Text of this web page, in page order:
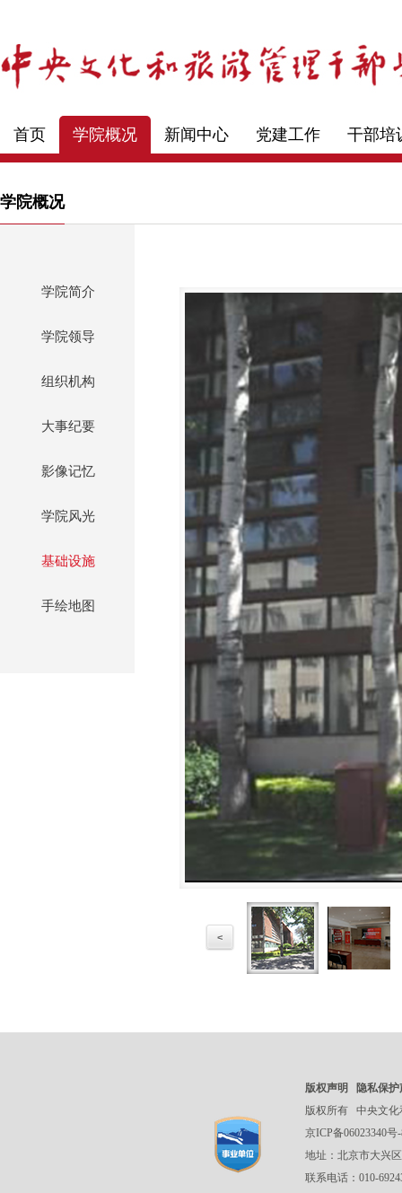
首页 学院概况 新闻中心 党建工作 干部培
学院概况
学院简介
学院领导
组织机构
大事纪要
影像记忆
学院风光
基础设施
手绘地图
<
版权声明
隐私保
版权所有
中央文化
京ICP备06023340号
地址：北京市大兴
联系电话：010-